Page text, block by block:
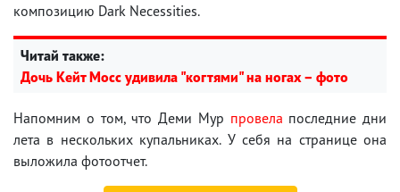
композицию Dark Necessities.
Читай также:
Дочь Кейт Мосс удивила "когтями" на ногах – фото
Напомним о том, что Деми Мур провела последние дни
лета в нескольких купальниках. У себя на странице она
выложила фотоотчет.